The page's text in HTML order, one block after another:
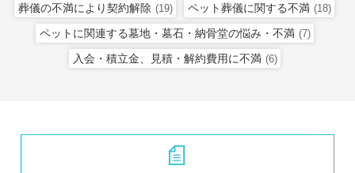
葬儀の不満により契約解除 (19) ペット葬儀に関する不満 (18)
ペットに関連する墓地・墓石・納骨堂の悩み・不満 (7)
入会・積立金、見積・解約費用に不満 (6)